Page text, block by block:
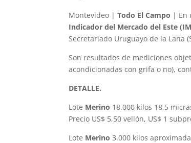
Montevideo |Todo El Campo | En
Indicador del Mercado del Este
Secretariado Uruguayo de la Lana
Son resultados de mediciones
acondicionadas con grifa o no),
DETALLE.
Lote Merino 18.000 kilos 18,5
Precio US$ 5,50 vellón, US$ 1
Lote Merino 3.000 kilos